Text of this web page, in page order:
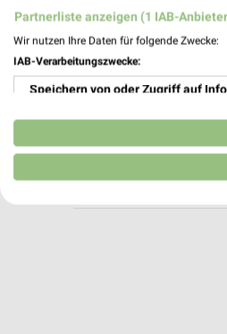
Heute
263,10 km
Meridian
Heute
Partnerliste anzeigen (1 IAB-
Wir nutzen Ihre Daten für folgende Zwecke:
IAB-Verarbeitungszwecke:
Speichern von oder Zugriff auf
Verwendung reduzierter Daten
Erstellung von Profilen für